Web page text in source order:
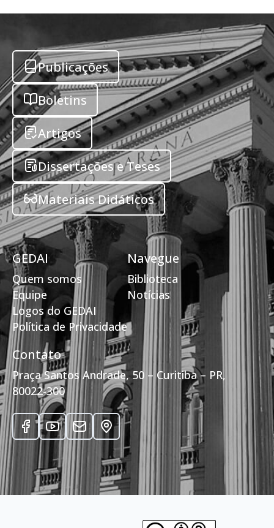
Publicações
Boletins
Artigos
Dissertações e Teses
Materiais Didáticos
GEDAI
Quem somos
Equipe
Logos do GEDAI
Política de Privacidade
Navegue
Biblioteca
Notícias
Contato
Praça Santos Andrade, 50 – Curitiba – PR,
80022-300